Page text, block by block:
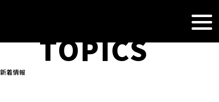
TOPICS
新着情報